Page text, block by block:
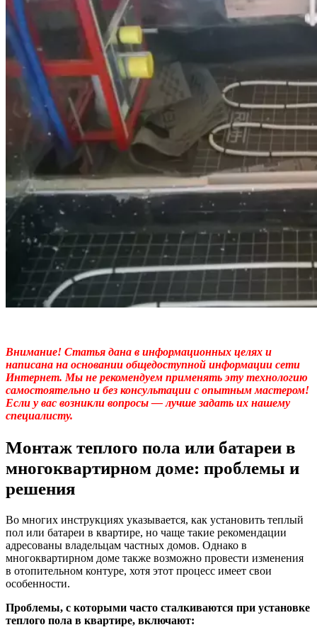
Внимание! Статья дана в информационных целях и
написана на основании общедоступной информации сети
Интернет. Мы не рекомендуем применять эту технологию
самостоятельно и без консультации с опытным мастером!
Если у вас возникли вопросы — лучше задать их нашему
специалисту.
Монтаж теплого пола или батареи в
многоквартирном доме: проблемы и
решения
Во многих инструкциях указывается, как установить теплый
пол или батареи в квартире, но чаще такие рекомендации
адресованы владельцам частных домов. Однако в
многоквартирном доме также возможно провести изменения
в отопительном контуре, хотя этот процесс имеет свои
особенности.
Проблемы, с которыми часто сталкиваются при установке
теплого пола в квартире, включают: